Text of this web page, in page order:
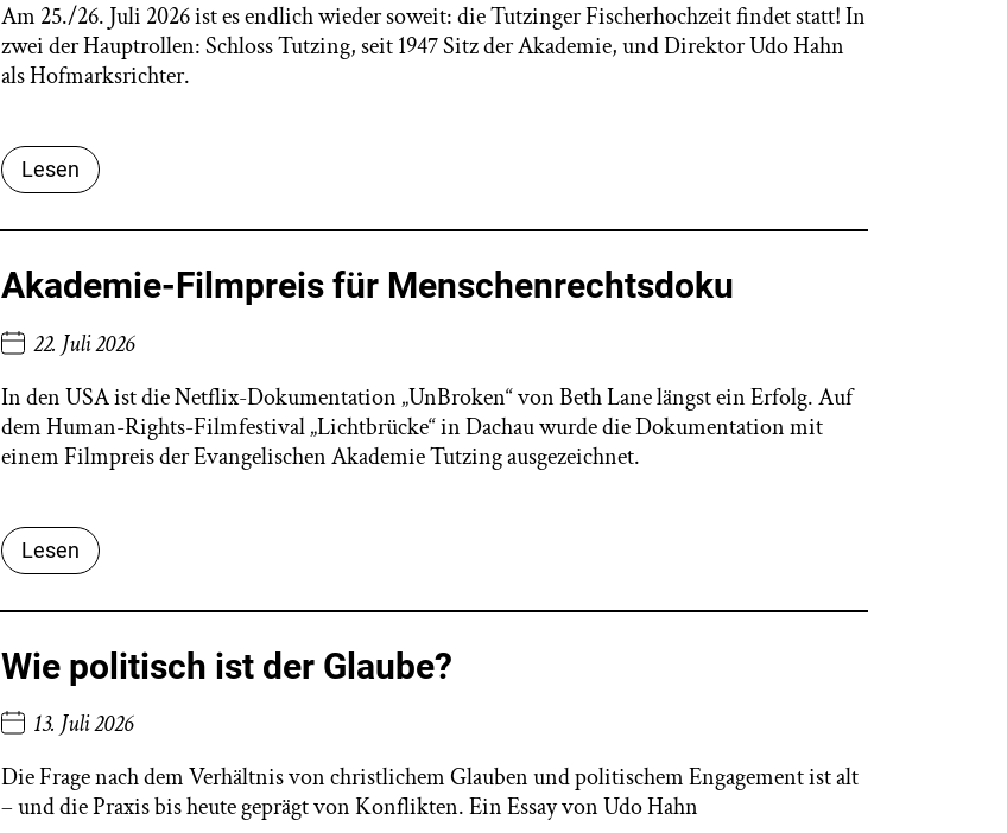
Am 25./26. Juli 2026 ist es endlich wieder soweit: die Tutzinger Fischerhochzeit findet statt! In
zwei der Hauptrollen: Schloss Tutzing, seit 1947 Sitz der Akademie, und Direktor Udo Hahn
als Hofmarksrichter.
Lesen
Akademie-Filmpreis für Menschenrechtsdoku
22. Juli 2026
In den USA ist die Netflix-Dokumentation „UnBroken“ von Beth Lane längst ein Erfolg. Auf
dem Human-Rights-Filmfestival „Lichtbrücke“ in Dachau wurde die Dokumentation mit
einem Filmpreis der Evangelischen Akademie Tutzing ausgezeichnet.
Lesen
Wie politisch ist der Glaube?
13. Juli 2026
Die Frage nach dem Verhältnis von christlichem Glauben und politischem Engagement ist alt
– und die Praxis bis heute geprägt von Konflikten. Ein Essay von Udo Hahn